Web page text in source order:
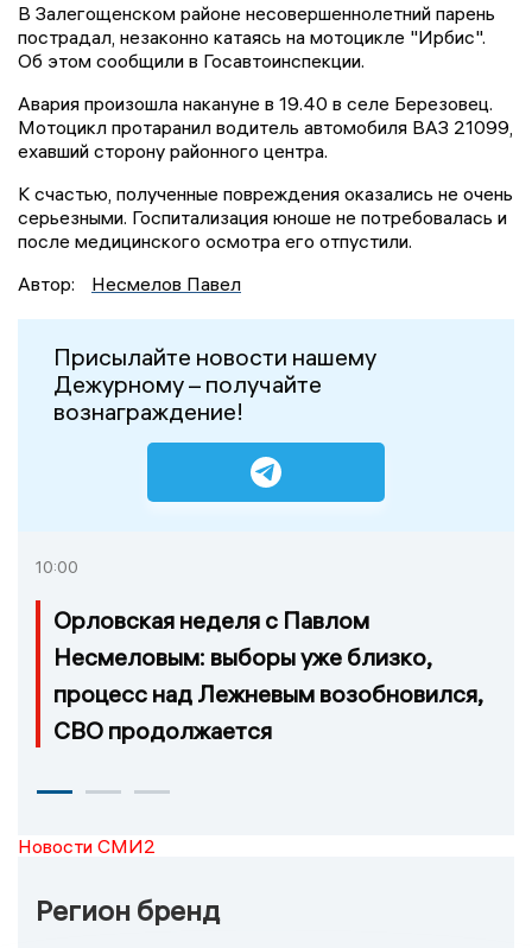
В Залегощенском районе несовершеннолетний парень
пострадал, незаконно катаясь на мотоцикле "Ирбис".
Об этом сообщили в Госавтоинспекции.
Авария произошла накануне в 19.40 в селе Березовец.
Мотоцикл протаранил водитель автомобиля ВАЗ 21099,
ехавший сторону районного центра.
К счастью, полученные повреждения оказались не очень
серьезными. Госпитализация юноше не потребовалась и
после медицинского осмотра его отпустили.
Автор:
Несмелов Павел
Присылайте новости нашему
Дежурному – получайте
вознаграждение!
10:00
Орловская неделя с Павлом
Несмеловым: выборы уже близко,
процесс над Лежневым возобновился,
СВО продолжается
Новости СМИ2
Регион бренд